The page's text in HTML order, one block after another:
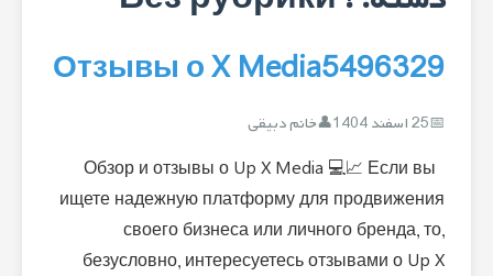
Отзывы о X Media5496329
25 اسفند 1404 خانم دبیقی
Обзор и отзывы о Up X Media 💻📈 Если вы
ищете надежную платформу для продвижения
своего бизнеса или личного бренда, то,
безусловно, интересуетесь отзывами о Up X